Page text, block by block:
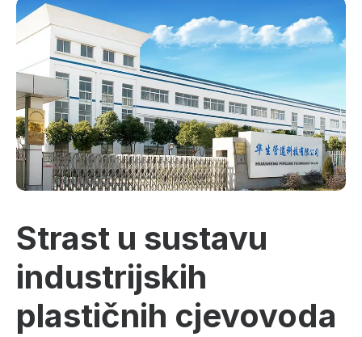
Strast u sustavu
industrijskih
plastičnih cjevovoda